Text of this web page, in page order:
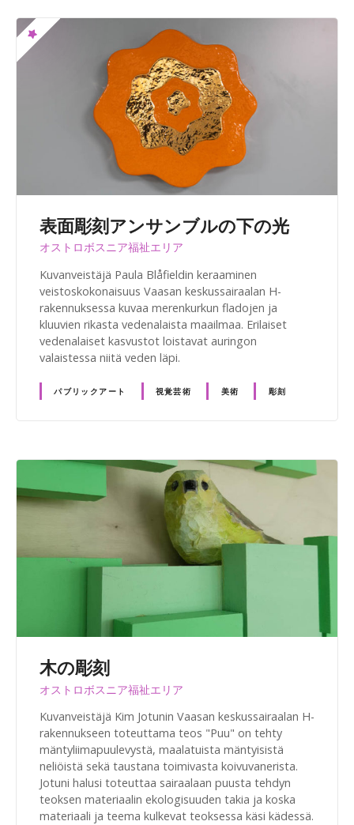
表面彫刻アンサンブルの下の光
オストロボスニア福祉エリア
Kuvanveistäjä Paula Blåfieldin keraaminen
veistoskokonaisuus Vaasan keskussairaalan H-
rakennuksessa kuvaa merenkurkun fladojen ja
kluuvien rikasta vedenalaista maailmaa. Erilaiset
vedenalaiset kasvustot loistavat auringon
valaistessa niitä veden läpi.
パブリックアート 視覚芸術 美術 彫刻
木の彫刻
オストロボスニア福祉エリア
Kuvanveistäjä Kim Jotunin Vaasan keskussairaalan H-
rakennukseen toteuttama teos "Puu" on tehty
mäntyliimapuulevystä, maalatuista mäntyisistä
neliöistä sekä taustana toimivasta koivuvanerista.
Jotuni halusi toteuttaa sairaalaan puusta tehdyn
teoksen materiaalin ekologisuuden takia ja koska
materiaali ja teema kulkevat teoksessa käsi kädessä.